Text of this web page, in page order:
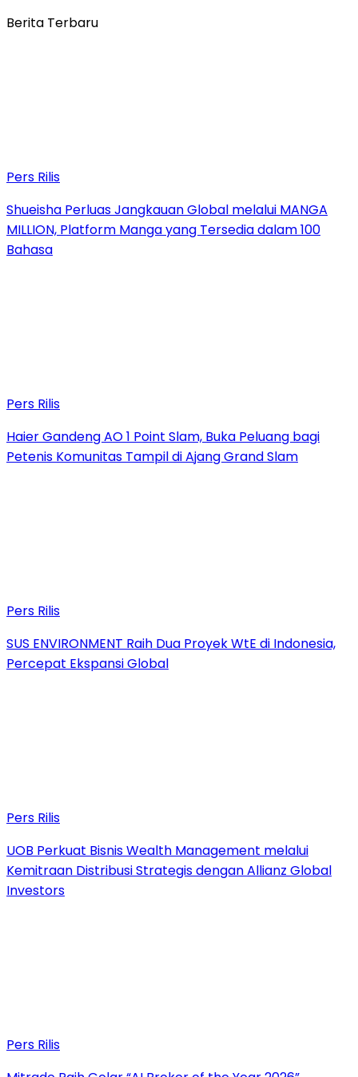
Berita Terbaru
Pers Rilis
Shueisha Perluas Jangkauan Global melalui MANGA
MILLION, Platform Manga yang Tersedia dalam 100
Bahasa
Pers Rilis
Haier Gandeng AO 1 Point Slam, Buka Peluang bagi
Petenis Komunitas Tampil di Ajang Grand Slam
Pers Rilis
SUS ENVIRONMENT Raih Dua Proyek WtE di Indonesia,
Percepat Ekspansi Global
Pers Rilis
UOB Perkuat Bisnis Wealth Management melalui
Kemitraan Distribusi Strategis dengan Allianz Global
Investors
Pers Rilis